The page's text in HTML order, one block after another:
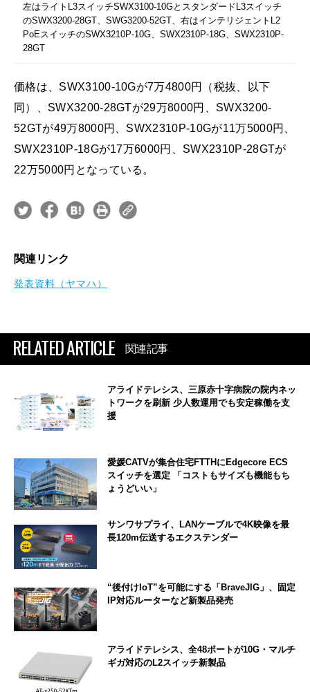
左はライトL3スイッチSWX3100-10GとスタンダードL3スイッチ
のSWX3200-28GT、SWG3200-52GT、右はインテリジェントL2
PoEスイッチのSWX3210P-10G、SWX2310P-18G、SWX2310P-
28GT
価格は、SWX3100-10Gが7万4800円（税抜、以下
同）、SWX3200-28GTが29万8000円、SWX3200-
52GTが49万8000円、SWX2310P-10Gが11万5000円、
SWX2310P-18Gが17万6000円、SWX2310P-28GTが
22万5000円となっている。
関連リンク
発表資料（ヤマハ）
RELATED ARTICLE 関連記事
アライドテレシス、三原赤十字病院の院内ネッ
トワークを刷新 少人数運用でも安定稼働を支
援
愛媛CATVが集合住宅FTTHにEdgecore ECS
スイッチを選定 「コストもサイズも機能もち
ょうどいい」
サンワサプライ、LANケーブルで4K映像を最
長120m伝送するエクステンダー
“後付けIoT”を可能にする「BraveJIG」、固定
IP対応ルーターなど新製品発売
アライドテレシス、全48ポートが10G・マルチ
ギガ対応のL2スイッチ新製品